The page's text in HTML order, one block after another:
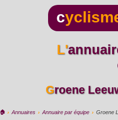
c
L'annuaire du dopage par
Groene
🏠︎ › Annuaires › Annuaire par équipe › Groene